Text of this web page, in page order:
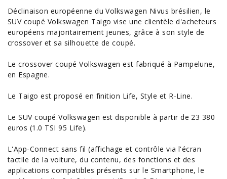
Déclinaison européenne du Volkswagen Nivus brésilien, le
SUV coupé Volkswagen Taigo vise une clientèle d'acheteurs
européens majoritairement jeunes, grâce à son style de
crossover et sa silhouette de coupé.
Le crossover coupé Volkswagen est fabriqué à Pampelune,
en Espagne.
Le Taigo est proposé en finition Life, Style et R-Line.
Le SUV coupé Volkswagen est disponible à partir de 23 380
euros (1.0 TSI 95 Life).
L'App-Connect sans fil (affichage et contrôle via l'écran
tactile de la voiture, du contenu, des fonctions et des
applications compatibles présents sur le Smartphone, le